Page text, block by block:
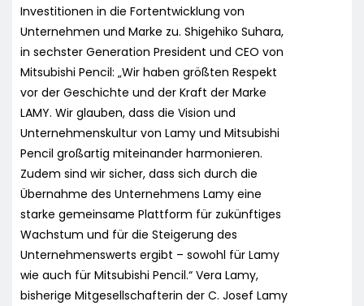
Investitionen in die Fortentwicklung von
Unternehmen und Marke zu. Shigehiko Suhara,
in sechster Generation President und CEO von
Mitsubishi Pencil: „Wir haben größten Respekt
vor der Geschichte und der Kraft der Marke
LAMY. Wir glauben, dass die Vision und
Unternehmenskultur von Lamy und Mitsubishi
Pencil großartig miteinander harmonieren.
Zudem sind wir sicher, dass sich durch die
Übernahme des Unternehmens Lamy eine
starke gemeinsame Plattform für zukünftiges
Wachstum und für die Steigerung des
Unternehmenswerts ergibt – sowohl für Lamy
wie auch für Mitsubishi Pencil.“ Vera Lamy,
bisherige Mitgesellschafterin der C. Josef Lamy